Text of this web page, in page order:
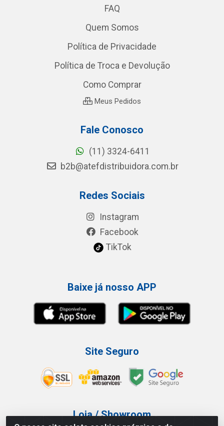
FAQ
Quem Somos
Política de Privacidade
Política de Troca e Devolução
Como Comprar
Meus Pedidos
Fale Conosco
(11) 3324-6411
b2b@atefdistribuidora.com.br
Redes Sociais
Instagram
Facebook
TikTok
Baixe já nosso APP
Site Seguro
Loja / Showroom